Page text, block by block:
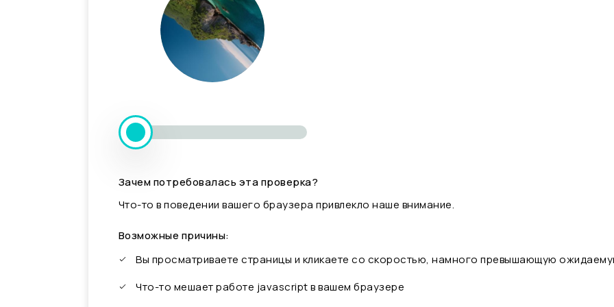
Зачем потребовалась эта проверка?
Что-то в поведении вашего браузера привлекло наше внимание.
Возможные причины:
Вы просматриваете страницы и кликаете со скоростью, намного превышающую
Что-то мешает работе javascript в вашем браузере